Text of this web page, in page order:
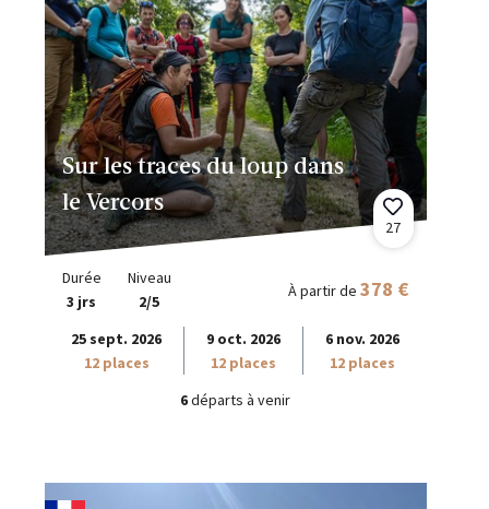
Sur les traces du loup dans
le Vercors
27
Durée
3 jrs
Niveau
2/5
À partir de 378 €
25 sept. 2026
12 places
9 oct. 2026
12 places
6 nov. 2026
12 places
6départs à venir